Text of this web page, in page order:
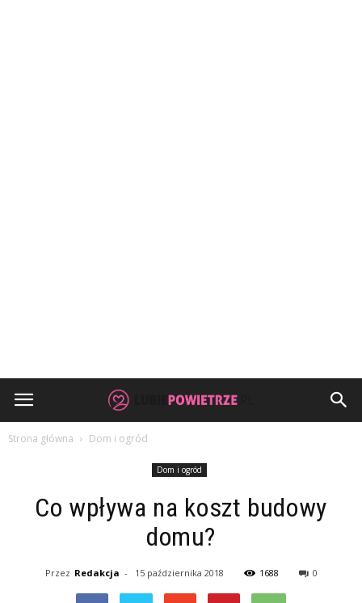
Strona główna Dom i ogród
Dom i ogród
Co wpływa na koszt budowy
domu?
Przez Redakcja - 15 października 2018 1688 0